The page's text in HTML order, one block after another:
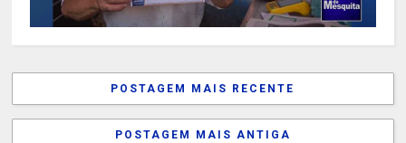
POSTAGEM MAIS RECENTE
POSTAGEM MAIS ANTIGA